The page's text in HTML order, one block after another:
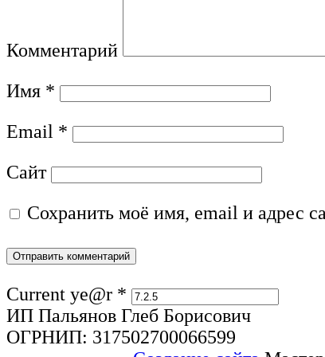
Комментарий
Имя *
Email *
Сайт
Сохранить моё имя, email и адрес
Current ye@r *
ИП Пальянов Глеб Борисович
ОГРНИП: 317502700066599